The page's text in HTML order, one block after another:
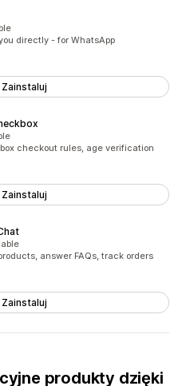
directly - for WhatsApp
Zainstaluj
checkout rules, age verification
Zainstaluj
answer FAQs, track orders
Zainstaluj
produkty dzięki